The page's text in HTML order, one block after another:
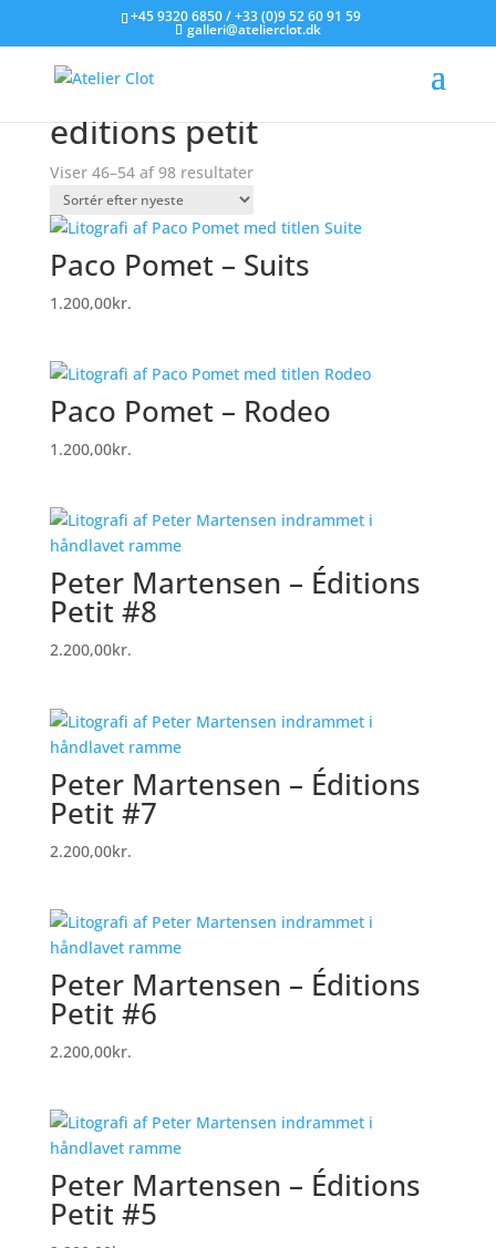
+45 9320 6850 / +33 (0)9 52 60 91 59
galleri@atelierclot.dk
Forside/Litografier til salg
editions petit
Viser 46–54 af 98 resultaterSorteret
seneste
Paco Pomet – Suits
1.200,00kr.
Paco Pomet – Rodeo
1.200,00kr.
Peter Martensen – Éditions
Petit #8
2.200,00kr.
Peter Martensen – Éditions
Petit #7
2.200,00kr.
Peter Martensen – Éditions
Petit #6
2.200,00kr.
Peter Martensen – Éditions
Petit #5